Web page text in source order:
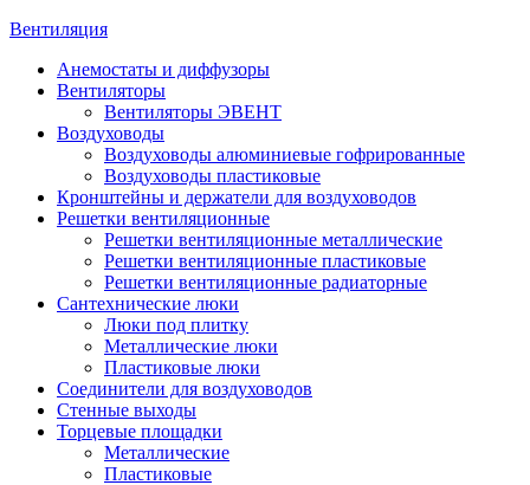
Вентиляция
Анемостаты и диффузоры
Вентиляторы
Вентиляторы ЭВЕНТ
Воздуховоды
Воздуховоды алюминиевые гофрированные
Воздуховоды пластиковые
Кронштейны и держатели для воздуховодов
Решетки вентиляционные
Решетки вентиляционные металлические
Решетки вентиляционные пластиковые
Решетки вентиляционные радиаторные
Сантехнические люки
Люки под плитку
Металлические люки
Пластиковые люки
Соединители для воздуховодов
Стенные выходы
Торцевые площадки
Металлические
Пластиковые